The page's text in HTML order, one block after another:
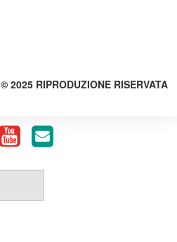
© 2025 RIPRODUZIONE RISERVATA